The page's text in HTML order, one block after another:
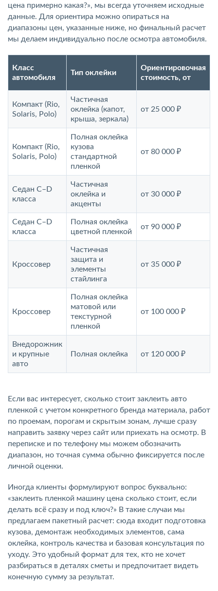
цена примерно какая?», мы всегда уточняем исходные
данные. Для ориентира можно опираться на
диапазоны цен, указанные ниже, но финальный расчет
мы делаем индивидуально после осмотра автомобиля.
Класс
автомобиля
Тип оклейки
Ориентировочная
стоимость, от
Компакт (Rio,
Solaris, Polo)
Частичная
оклейка (капот,
крыша, зеркала)
от 25 000 ₽
Компакт (Rio,
Solaris, Polo)
Полная оклейка
кузова
стандартной
пленкой
от 80 000 ₽
Седан C–D
класса
Частичная
оклейка и
акценты
от 30 000 ₽
Седан C–D
класса
Полная оклейка
цветной пленкой
от 90 000 ₽
Кроссовер
Частичная
защита и
элементы
стайлинга
от 35 000 ₽
Кроссовер
Полная оклейка
матовой или
текстурной
пленкой
от 100 000 ₽
Внедорожник
и крупные
авто
Полная оклейка от 120 000 ₽
Если вас интересует, сколько стоит заклеить авто
пленкой с учетом конкретного бренда материала, работ
по проемам, порогам и скрытым зонам, лучше сразу
направить заявку через сайт или приехать на осмотр. В
переписке и по телефону мы можем обозначить
диапазон, но точная сумма обычно фиксируется после
личной оценки.
Иногда клиенты формулируют вопрос буквально:
«заклеить пленкой машину цена сколько стоит, если
делать всё сразу и под ключ?» В такие случаи мы
предлагаем пакетный расчет: сюда входит подготовка
кузова, демонтаж необходимых элементов, сама
оклейка, контроль качества и базовая консультация по
уходу. Это удобный формат для тех, кто не хочет
разбираться в деталях сметы и предпочитает видеть
конечную сумму за результат.